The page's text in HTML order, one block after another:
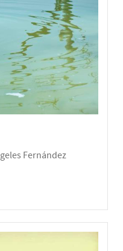
Fernández